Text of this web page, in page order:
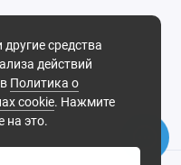
средства
действий
Политика о
cookie. Нажмите
на это.